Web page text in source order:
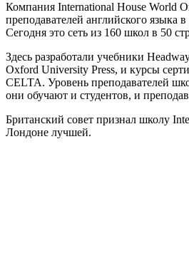
Компания International House World
преподавателей английского языка
Сегодня это сеть из 160 школ в 50
Здесь разработали учебники
Oxford University Press, и курсы
CELTA. Уровень преподавателей
они обучают и студентов, и
Британский совет признал школу
Лондоне лучшей.